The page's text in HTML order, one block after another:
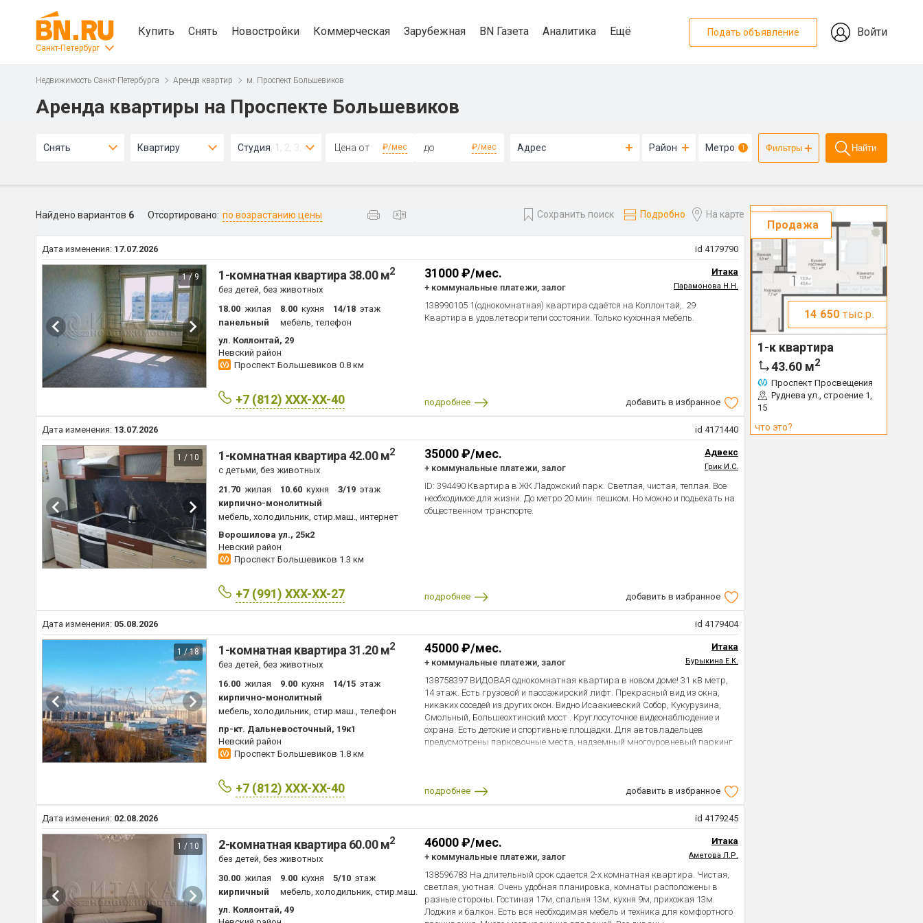
Санкт-Петербург
Купить Снять Новостройки Коммерческая Зарубежная BN Газета Аналитика Ещё Подать объявление Войти
Недвижимость Санкт-Петербурга Аренда квартир м. Проспект Большевиков
Аренда квартиры на Проспекте Большевиков
Снять Квартиру Студия, 1, 2, 3, 4+ ₽/мес ₽/мес Адрес Район Метро 1 Фильтры Найти
Найдено вариантов 6 Отсортировано: по возрастанию цены Сохранить поиск Подробно На карте
Дата изменения: 17.07.2026 id 4179790
1 / 9 1-комнатная квартира 38.00 м2
без детей, без животных
18.00 жилая 8.00 кухня 14/18 этаж
панельный
мебель, телефон
ул. Коллонтай, 29
Невский район
Проспект Большевиков 0.8 км
+7 (812) XXX-XX-40
31000 ₽/мес.
+ коммунальные платежи, залог
Итака
Парамонова Н.Н.
138990105 1(однокомнатная) квартира сдаётся на Коллонтай,. 29
Квартира в удовлетворители состоянии. Только кухонная мебель.
подробнее добавить в избранное
Дата изменения: 13.07.2026 id 4171440
1 / 10 1-комнатная квартира 42.00 м2
с детьми, без животных
21.70 жилая 10.60 кухня 3/19 этаж
кирпично-монолитный
мебель, холодильник, стир.маш., интернет
Ворошилова ул., 25к2
Невский район
Проспект Большевиков 1.3 км
+7 (991) XXX-XX-27
35000 ₽/мес.
+ коммунальные платежи, залог
Адвекс
Грик И.С.
ID: 394490 Квартира в ЖК Ладожский парк. Светлая, чистая, теплая. Все
необходимое для жизни. До метро 20 мин. пешком. Но можно и подьехать на
общественном транспорте.
подробнее добавить в избранное
Дата изменения: 05.08.2026 id 4179404
1 / 18 1-комнатная квартира 31.20 м2
без детей, без животных
16.00 жилая 9.00 кухня 14/15 этаж
кирпично-монолитный
мебель, холодильник, стир.маш., телефон
пр-кт. Дальневосточный, 19к1
Невский район
Проспект Большевиков 1.8 км
+7 (812) XXX-XX-40
45000 ₽/мес.
+ коммунальные платежи, залог
Итака
Бурыкина Е.К.
138758397 ВИДОВАЯ однокомнатная квартира в новом доме! 31 кВ метр,
14 этаж. Есть грузовой и пассажирский лифт. Прекрасный вид из окна,
никаких соседей из других окон. Видно Исаакиевский Собор, Кукурузина,
Смольный, Большеохтинский мост . Круглосуточное видеонаблюдение и
охрана. Есть детские и спортивные площадки. Для автовладельцев
предусмотрены парковочные места, надземный многоуровневый паркинг.
фильтр на питьевую воду, посудомоечная машина, домофон, в августе
будет кондиционер. Делали для себя. Холодильник двухкамерный,
микроволновка, чайник, духовка, плита с четырьмя конфорками,
вытяжка, стол обеденный раскладной, три удобных стула. Тумба под TV,
мощный роутер, телевизор (android) HD 43 дюйма+колонки, утюг,
гладилка, сушилка, диван раскладной мягкий ортопедический,
занавески «блэк аут». Стиральная машина, полноценная большая
акриловая ванна, ведро, швабра. В коридоре «прихожка» (вешалка для
одежды, тумба под обувь ), коврик. В квартире установлены датчики для
защиты от протечек, дыма, взлома. О районе: Хорошая транспортная
подробнее добавить в избранное
Дата изменения: 02.08.2026 id 4179245
1 / 10 2-комнатная квартира 60.00 м2
без детей, без животных
30.00 жилая 9.00 кухня 5/10 этаж
кирпичный
мебель, холодильник, стир.маш.
ул. Коллонтай, 49
46000 ₽/мес.
+ коммунальные платежи, залог
Итака
Аметова Л.Р.
138596783 На длительный срок сдается 2-х комнатная квартира. Чистая,
светлая, уютная. Очень удобная планировка, комнаты расположены в
разные стороны. Гостиная 17м, спальня 13м, кухня 9м, прихожая 13м.
Лоджия и балкон. Есть вся необходимая мебель и техника для комфортного
Продажа
14 650 тыс.р.
1-к квартира
43.60 м2
Проспект Просвещения
Руднева ул., строение 1,
15
что это?